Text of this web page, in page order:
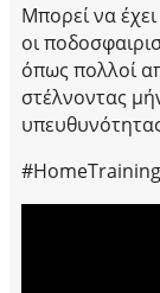
Μπορεί να
οι
όπως πολλοί
στέλνοντας